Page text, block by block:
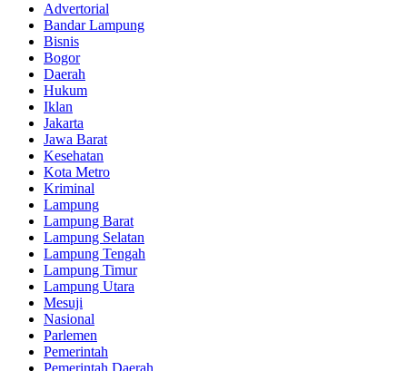
Advertorial
Bandar Lampung
Bisnis
Bogor
Daerah
Hukum
Iklan
Jakarta
Jawa Barat
Kesehatan
Kota Metro
Kriminal
Lampung
Lampung Barat
Lampung Selatan
Lampung Tengah
Lampung Timur
Lampung Utara
Mesuji
Nasional
Parlemen
Pemerintah